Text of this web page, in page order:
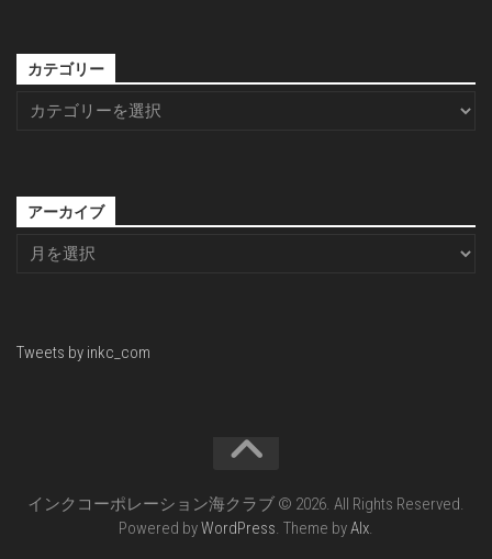
カテゴリー
アーカイブ
Tweets by inkc_com
インクコーポレーション海クラブ © 2026. All Rights Reserved.
Powered byWordPress. Theme byAlx.